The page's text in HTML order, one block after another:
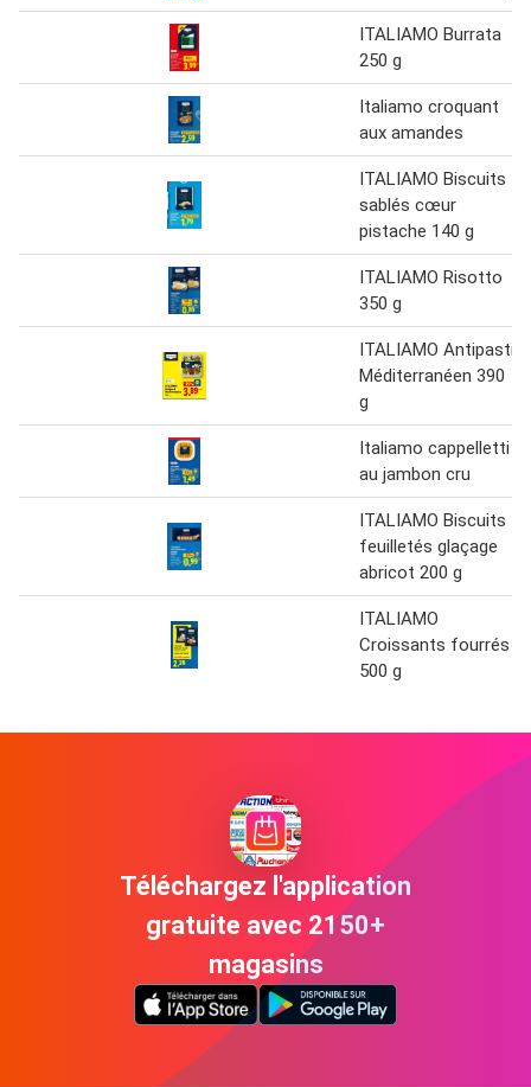
ITALIAMO Burrata
250 g
Italiamo croquant
aux amandes
ITALIAMO Biscuits
sablés cœur
pistache 140 g
ITALIAMO Risotto
350 g
ITALIAMO Antipasti
Méditerranéen 390
g
Italiamo cappelletti
au jambon cru
ITALIAMO Biscuits
feuilletés glaçage
abricot 200 g
ITALIAMO
Croissants fourrés
500 g
Téléchargez l'application
gratuite avec 2150+
magasins